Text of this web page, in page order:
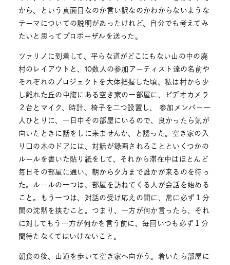
から、という真面目なのか言い訳なのかわからないような
テーマについての説明があったけれど、自分でも考えてみ
たいと思ってプロポーザルを送った。
ツァリノに到着して、平らな道がどこにもない山の中の廃
村のレイアウトと、10数人の参加アーティスト達の名前や
それぞれのプロジェクトを大体把握した頃、私は村から少
し離れた丘の中腹にある空き家の一部屋に、ビデオカメラ
２台とマイク、時計、椅子を二つ設置し、 参加メンバー一
人ひとりに、一日中その部屋にいるので、良かったら気が
向いたときに話をしに来ませんか、と誘った。空き家の入
り口の木のドアには、対話が録画されることといくつかの
ルールを書いた貼り紙をして、それから滞在中はほとんど
毎日その部屋に通い、朝から夕方まで誰かが来るのを待っ
た。ルールの一つは、部屋を訪ねてくる人が会話を始める
こと。もう一つは、対話の受け応えの間に、常に必ず１分
間の沈黙を挟むこと。つまり、一方が何か言ったら、それ
に対してもう一方が何かを言う前に、毎回いつも必ず１分
間待たなくてはいけないこと。
朝食の後、山道を歩いて空き家へ向かう。着いたら部屋に